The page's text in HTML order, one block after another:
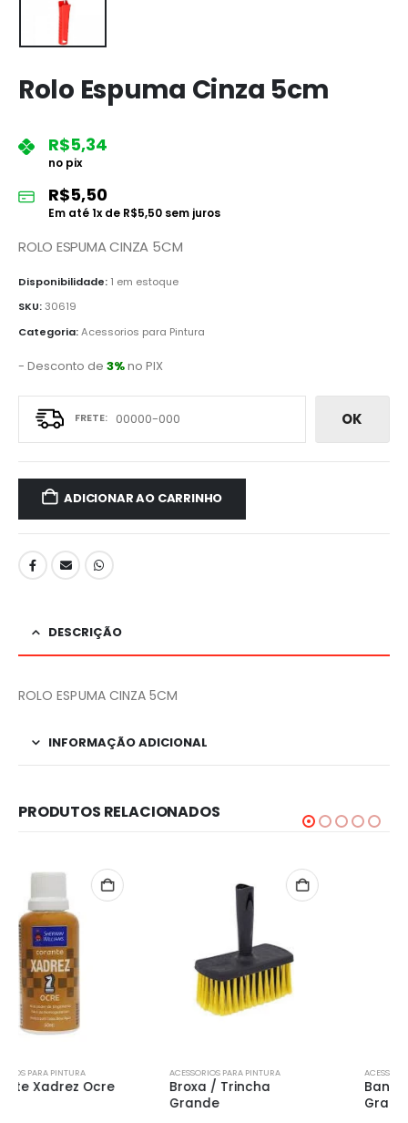
Rolo Espuma Cinza 5cm
R$5,34
no pix
R$5,50
Em até1x de R$5,50 sem juros
ROLO ESPUMA CINZA 5CM
Disponibilidade: 1 em estoque
SKU:30619
Categoria:Acessorios para Pintura
- Desconto de 3%no PIX
OK
ADICIONAR AO CARRINHO
DESCRIÇÃO
ROLO ESPUMA CINZA 5CM
INFORMAÇÃO ADICIONAL
PRODUTOS RELACIONADOS
ACESSORIOS PARA PINTURA
Broxa / Trincha
ACESSORIOS PARA PINTURA
Bandeija P/pintura